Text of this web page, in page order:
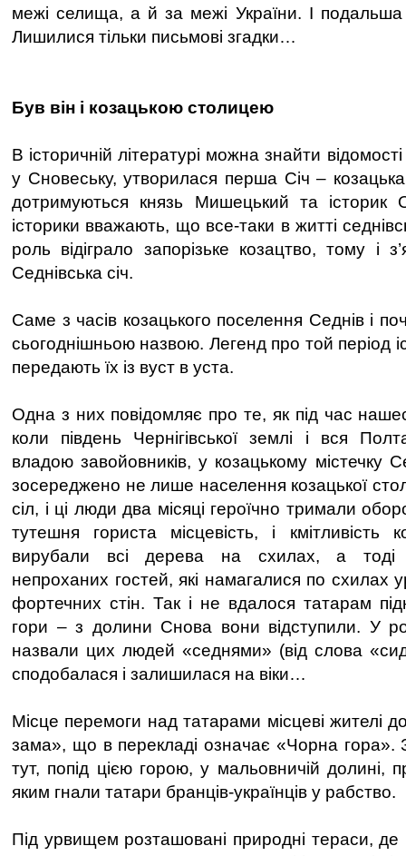
межі селища, а й за межі України. І подальша
Лишилися тільки письмові згадки…
Був він і козацькою столицею
В історичній літературі можна знайти
у Сновеську, утворилася перша Січ –
дотримуються князь Мишецький та історик
історики вважають, що все-таки в житті
роль відіграло запорізьке козацтво, тому і
Седнівська січ.
Саме з часів козацького поселення Седнів і
сьогоднішньою назвою. Легенд про той період
передають їх із вуст в уста.
Одна з них повідомляє про те, як під час
коли південь Чернігівської землі і вся
владою завойовників, у козацькому містечку
зосереджено не лише населення козацької
сіл, і ці люди два місяці героїчно тримали
тутешня гориста місцевість, і кмітливість
вирубали всі дерева на схилах, а тоді
непроханих гостей, які намагалися по схилах
фортечних стін. Так і не вдалося татарам
гори – з долини Снова вони відступили. У
назвали цих людей «седнями» (від слова
сподобалася і залишилася на віки…
Місце перемоги над татарами місцеві жителі
зама», що в перекладі означає «Чорна гора».
тут, попід цією горою, у мальовничій долині,
яким гнали татари бранців-українців у рабство.
Під урвищем розташовані природні тераси,